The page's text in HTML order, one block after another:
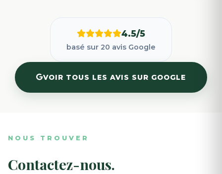
4.5/5
basé sur 20 avis Google
VOIR TOUS LES AVIS SUR GOOGLE
NOUS TROUVER
Contactez-nous.